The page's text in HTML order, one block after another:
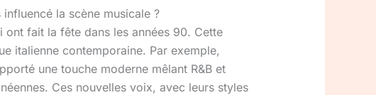
la scène musicale ?
fait la fête dans les années 90. Cette
italienne contemporaine. Par exemple,
une touche moderne mêlant R&B et
Ces nouvelles voix, avec leurs styles